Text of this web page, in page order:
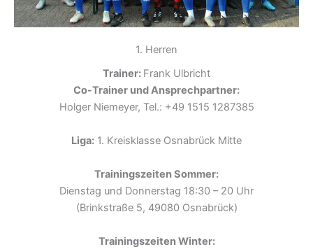
1. Herren
Trainer: Frank Ulbricht
Co-Trainer und Ansprechpartner:
Holger Niemeyer, Tel.: +49 1515 1287385
Liga: 1. Kreisklasse Osnabrück Mitte
Trainingszeiten Sommer:
Dienstag und Donnerstag 18:30 – 20 Uhr
(Brinkstraße 5, 49080 Osnabrück)
Trainingszeiten Winter: